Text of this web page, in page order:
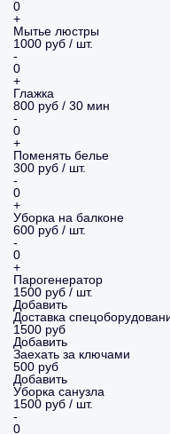
0
+
Мытье люстры
1000 руб / шт.
-
0
+
Глажка
800 руб / 30 мин
-
0
+
Поменять белье
300 руб / шт.
-
0
+
Уборка на балконе
600 руб / шт.
-
0
+
Парогенератор
1500 руб / шт.
Добавить
Доставка
1500 руб
Добавить
Заехать за ключами
500 руб
Добавить
Уборка санузла
1500 руб / шт.
-
0